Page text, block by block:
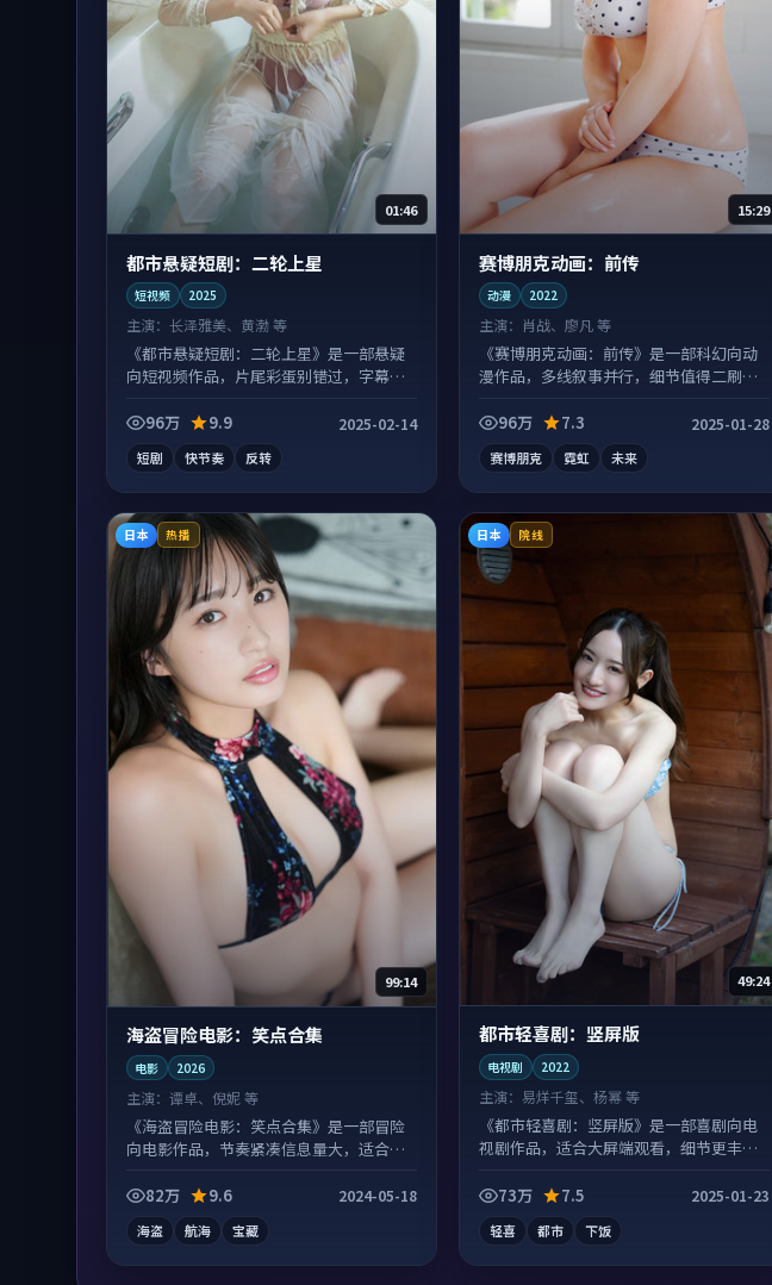
01:46
都市悬疑短剧：二轮上星
短视频 2025
主演： 长泽雅美、黄渤 等
《都市悬疑短剧：二轮上星》是一部悬疑
向短视频作品，片尾彩蛋别错过，字幕区
96万
9.9 2025-02-14
短剧 快节奏 反转
15:29
赛博朋克动画：前传
动漫 2022
主演： 肖战、廖凡 等
《赛博朋克动画：前传》是一部科幻向动
漫作品，多线叙事并行，细节值得二刷回
96万
7.3 2025-01-28
赛博朋克 霓虹 未来
日本 热播
99:14
海盗冒险电影：笑点合集
电影 2026
主演： 谭卓、倪妮 等
《海盗冒险电影：笑点合集》是一部冒险
向电影作品，节奏紧凑信息量大，适合沉
82万
9.6 2024-05-18
海盗 航海 宝藏
日本 院线
49:24
都市轻喜剧：竖屏版
电视剧 2022
主演： 易烊千玺、杨幂 等
《都市轻喜剧：竖屏版》是一部喜剧向电
视剧作品，适合大屏端观看，细节更丰
73万
7.5 2025-01-23
轻喜 都市 下饭